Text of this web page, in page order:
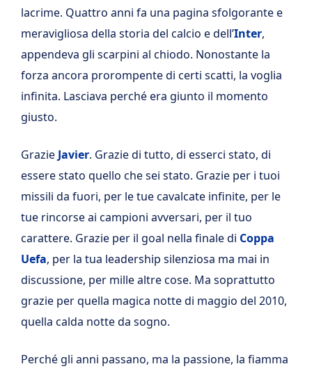
lacrime. Quattro anni fa una pagina sfolgorante e
meravigliosa della storia del calcio e dell’Inter,
appendeva gli scarpini al chiodo. Nonostante la
forza ancora prorompente di certi scatti, la voglia
infinita. Lasciava perché era giunto il momento
giusto.
Grazie Javier. Grazie di tutto, di esserci stato, di
essere stato quello che sei stato. Grazie per i tuoi
missili da fuori, per le tue cavalcate infinite, per le
tue rincorse ai campioni avversari, per il tuo
carattere. Grazie per il goal nella finale di Coppa
Uefa, per la tua leadership silenziosa ma mai in
discussione, per mille altre cose. Ma soprattutto
grazie per quella magica notte di maggio del 2010,
quella calda notte da sogno.
Perché gli anni passano, ma la passione, la fiamma